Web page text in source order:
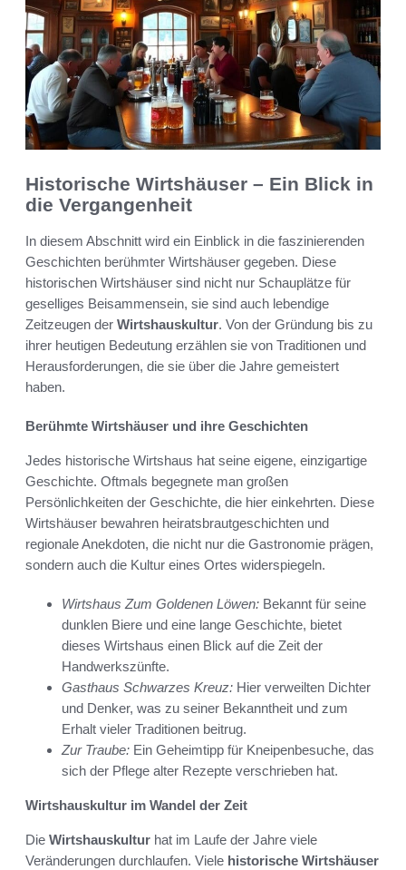
Historische Wirtshäuser – Ein Blick in
die Vergangenheit
In diesem Abschnitt wird ein Einblick in die faszinierenden
Geschichten berühmter Wirtshäuser gegeben. Diese
historischen Wirtshäuser sind nicht nur Schauplätze für
geselliges Beisammensein, sie sind auch lebendige
Zeitzeugen der Wirtshauskultur. Von der Gründung bis zu
ihrer heutigen Bedeutung erzählen sie von Traditionen und
Herausforderungen, die sie über die Jahre gemeistert
haben.
Berühmte Wirtshäuser und ihre Geschichten
Jedes historische Wirtshaus hat seine eigene, einzigartige
Geschichte. Oftmals begegnete man großen
Persönlichkeiten der Geschichte, die hier einkehrten. Diese
Wirtshäuser bewahren heiratsbrautgeschichten und
regionale Anekdoten, die nicht nur die Gastronomie prägen,
sondern auch die Kultur eines Ortes widerspiegeln.
Wirtshaus Zum Goldenen Löwen: Bekannt für seine
dunklen Biere und eine lange Geschichte, bietet
dieses Wirtshaus einen Blick auf die Zeit der
Handwerkszünfte.
Gasthaus Schwarzes Kreuz: Hier verweilten Dichter
und Denker, was zu seiner Bekanntheit und zum
Erhalt vieler Traditionen beitrug.
Zur Traube: Ein Geheimtipp für Kneipenbesuche, das
sich der Pflege alter Rezepte verschrieben hat.
Wirtshauskultur im Wandel der Zeit
Die Wirtshauskultur hat im Laufe der Jahre viele
Veränderungen durchlaufen. Viele historische Wirtshäuser